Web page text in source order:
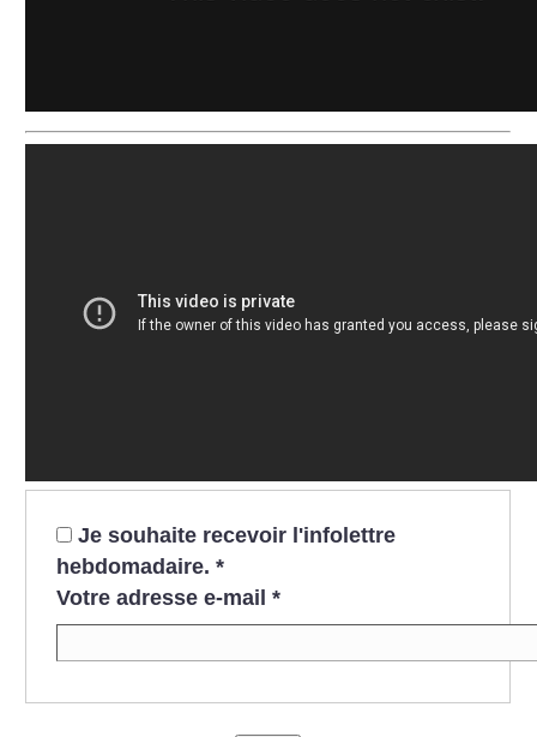
Je souhaite recevoir l'infolettre
hebdomadaire. *
Votre adresse e-mail *